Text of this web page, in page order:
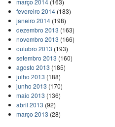
fevereiro 2014(183)
janeiro 2014(198)
dezembro 2013 (163)
novembro 2013 (166)
outubro 2013 (193)
setembro 2013 (160)
agosto 2013 (185)
julho 2013 (188)
junho 2013 (170)
maio 2013 (136)
abril 2013 (92)
março 2013 (28)